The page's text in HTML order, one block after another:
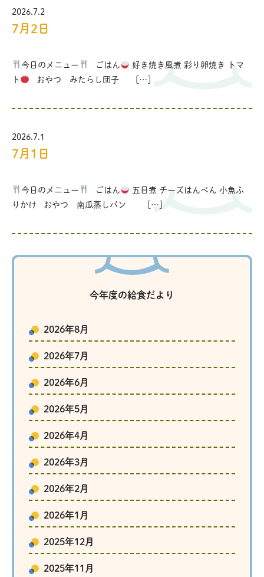
2026.7.2
7月2日
今日のメニュー ごはん
好き焼き風煮 彩り卵焼き トマ
ト
おやつ みたらし団子 […]
2026.7.1
7月1日
今日のメニュー ごはん
五目煮 チーズはんぺん 小魚ふ
りかけ おやつ 南瓜蒸しパン […]
今年度の給食だより
2026年8月
2026年7月
2026年6月
2026年5月
2026年4月
2026年3月
2026年2月
2026年1月
2025年12月
2025年11月